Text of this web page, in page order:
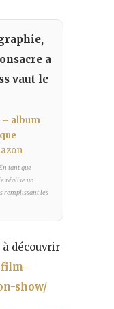
a
vaut le
– album
tant que
réalise un
remplissant les
découvrir
show/